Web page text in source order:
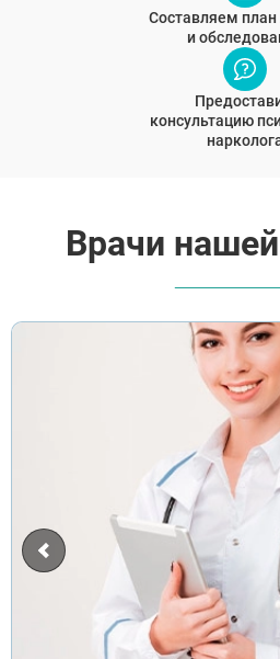
Составляем план
и
консультацию
Врачи